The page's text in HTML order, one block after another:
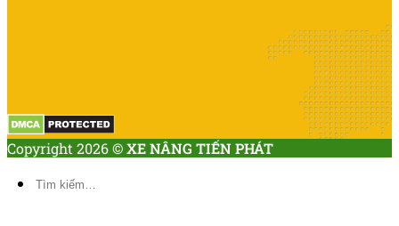
Copyright 2026 ©XE NÂNG TIẾN PHÁT
Tìm